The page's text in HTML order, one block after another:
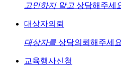
고민하지 말고 상담해주세
대상자의뢰
대상자를 상담의뢰해주세
교육행사신청